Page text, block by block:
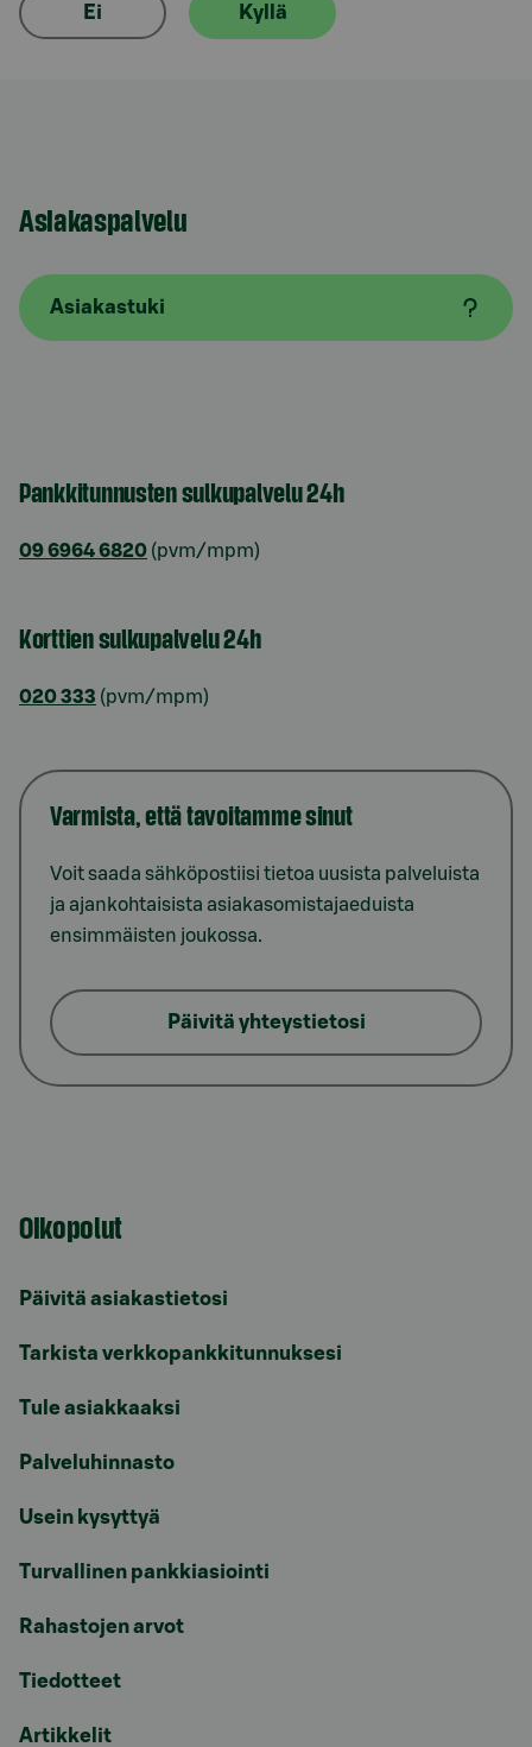
Ei Kyllä
Asiakaspalvelu
Asiakastuki
Pankkitunnusten sulkupalvelu 24h
09 6964 6820 (pvm/mpm)
Korttien sulkupalvelu 24h
020 333 (pvm/mpm)
Varmista, että tavoitamme sinut
Voit saada sähköpostiisi tietoa uusista palveluista
ja ajankohtaisista asiakasomistajaeduista
ensimmäisten joukossa.
Päivitä yhteystietosi
Oikopolut
Päivitä asiakastietosi
Tarkista verkkopankkitunnuksesi
Tule asiakkaaksi
Palveluhinnasto
Usein kysyttyä
Turvallinen pankkiasiointi
Rahastojen arvot
Tiedotteet
Artikkelit